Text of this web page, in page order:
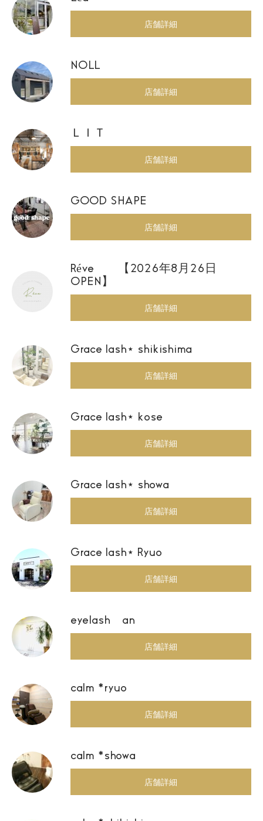
店舗詳細
NOLL
店舗詳細
ＬＩＴ
店舗詳細
GOOD SHAPE
店舗詳細
Réve 【2026年8月26日
OPEN】
店舗詳細
Grace lash⋆ shikishima
店舗詳細
Grace lash⋆ kose
店舗詳細
Grace lash⋆ showa
店舗詳細
Grace lash⋆ Ryuo
店舗詳細
eyelash an
店舗詳細
calm *ryuo
店舗詳細
calm *showa
店舗詳細